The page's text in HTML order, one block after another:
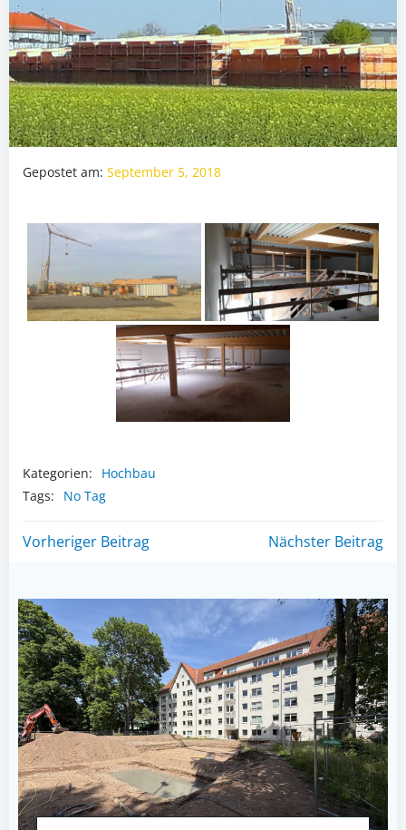
Gepostet am: September 5, 2018
Kategorien:
Hochbau
Tags:
No Tag
Post
navigation
Vorheriger Beitrag
Post
navigation
Nächster Beitrag